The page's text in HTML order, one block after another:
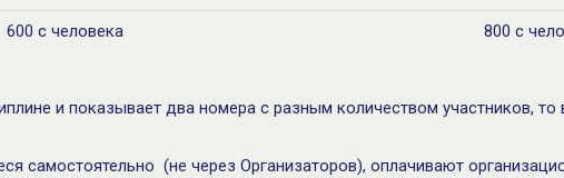
600 с человека 800 с
и показывает два номера с разным количеством участников,
самостоятельно (не через Организаторов), оплачивают